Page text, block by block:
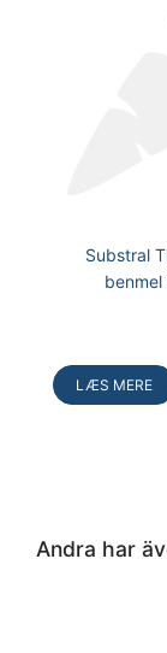
Substral
LÆS MERE
Andra har